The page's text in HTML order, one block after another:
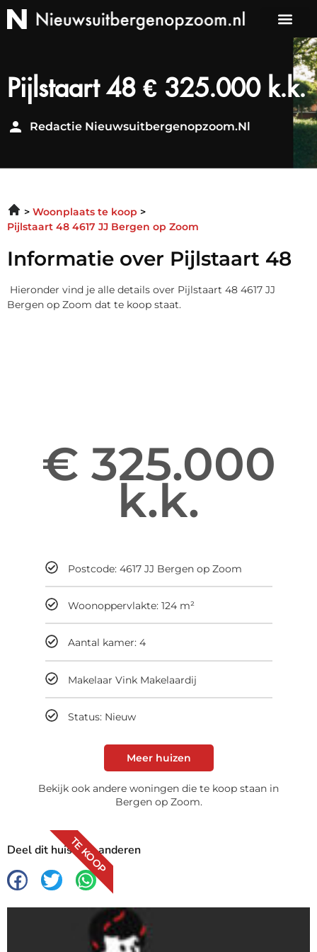
Pijlstaart 48 € 325.000 k.k.
Redactie Nieuwsuitbergenopzoom.nl
Woonplaats te koop
Pijlstaart 48 4617 JJ Bergen op Zoom
Informatie over Pijlstaart 48
Hieronder vind je alle details over Pijlstaart 48 4617 JJ
Bergen op Zoom dat te koop staat.
€ 325.000
k.k.
Postcode: 4617 JJ Bergen op Zoom
Woonoppervlakte: 124 m²
Aantal kamer: 4
Makelaar Vink Makelaardij
Status: Nieuw
Meer huizen
Bekijk ook andere woningen die te koop staan in
Bergen op Zoom.
TE KOOP
Deel dit huis met anderen